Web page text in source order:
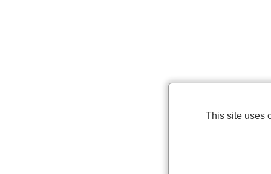
This site uses